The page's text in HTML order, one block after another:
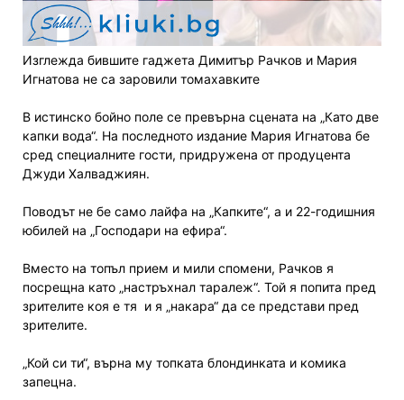
Изглежда бившите гаджета Димитър Рачков и Мария
Игнатова не са заровили томахавките
В истинско бойно поле се превърна сцената на „Като две
капки вода“. На последното издание Мария Игнатова бе
сред специалните гости, придружена от продуцента
Джуди Халваджиян.
Поводът не бе само лайфа на „Капките“, а и 22-годишния
юбилей на „Господари на ефира“.
Вместо на топъл прием и мили спомени, Рачков я
посрещна като „настръхнал таралеж“. Той я попита пред
зрителите коя е тя и я „накара“ да се представи пред
зрителите.
„Кой си ти“, върна му топката блондинката и комика
запецна.